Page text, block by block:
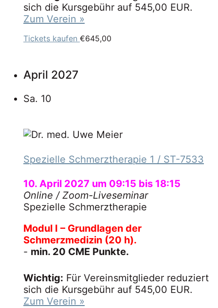
sich die Kursgebühr auf 545,00 EUR.
Zum Verein »
Tickets kaufen €645,00
April 2027
Sa. 10
Spezielle Schmerztherapie 1 / ST-7533
10. April 2027 um 09:15 bis 18:15
Online / Zoom-Liveseminar
Spezielle Schmerztherapie
Modul I – Grundlagen der
Schmerzmedizin (20 h).
- min. 20 CME Punkte.
Wichtig: Für Vereinsmitglieder reduziert
sich die Kursgebühr auf 545,00 EUR.
Zum Verein »